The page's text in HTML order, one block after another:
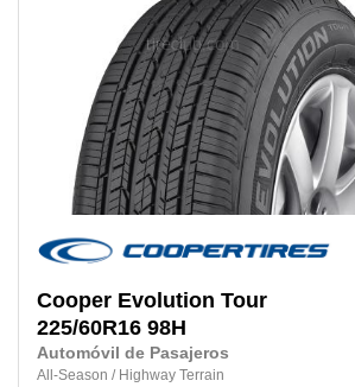
Cooper Evolution Tour
225/60R16 98H
Automóvil de Pasajeros
All-Season / Highway Terrain